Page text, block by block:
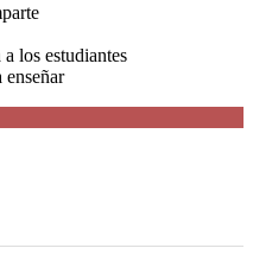
los estudiantes